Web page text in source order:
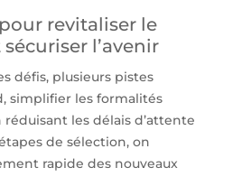
revitaliser le
l’avenir
défis, plusieurs pistes
simplifier les formalités
les délais d’attente
de sélection, on
rapide des nouveaux